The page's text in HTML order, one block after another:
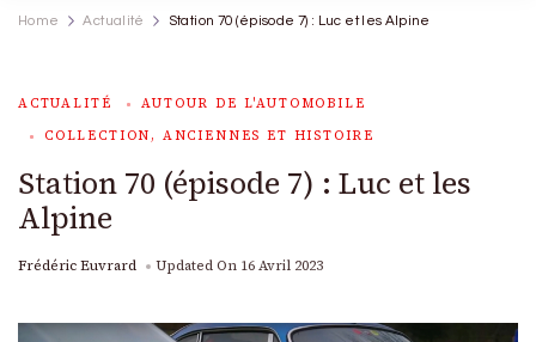
Home Actualité Station 70 (épisode 7) : Luc et les Alpine
ACTUALITÉ
AUTOUR DE L'AUTOMOBILE
COLLECTION, ANCIENNES ET HISTOIRE
Station 70 (épisode 7) : Luc et les
Alpine
Frédéric Euvrard Updated On 16 Avril 2023